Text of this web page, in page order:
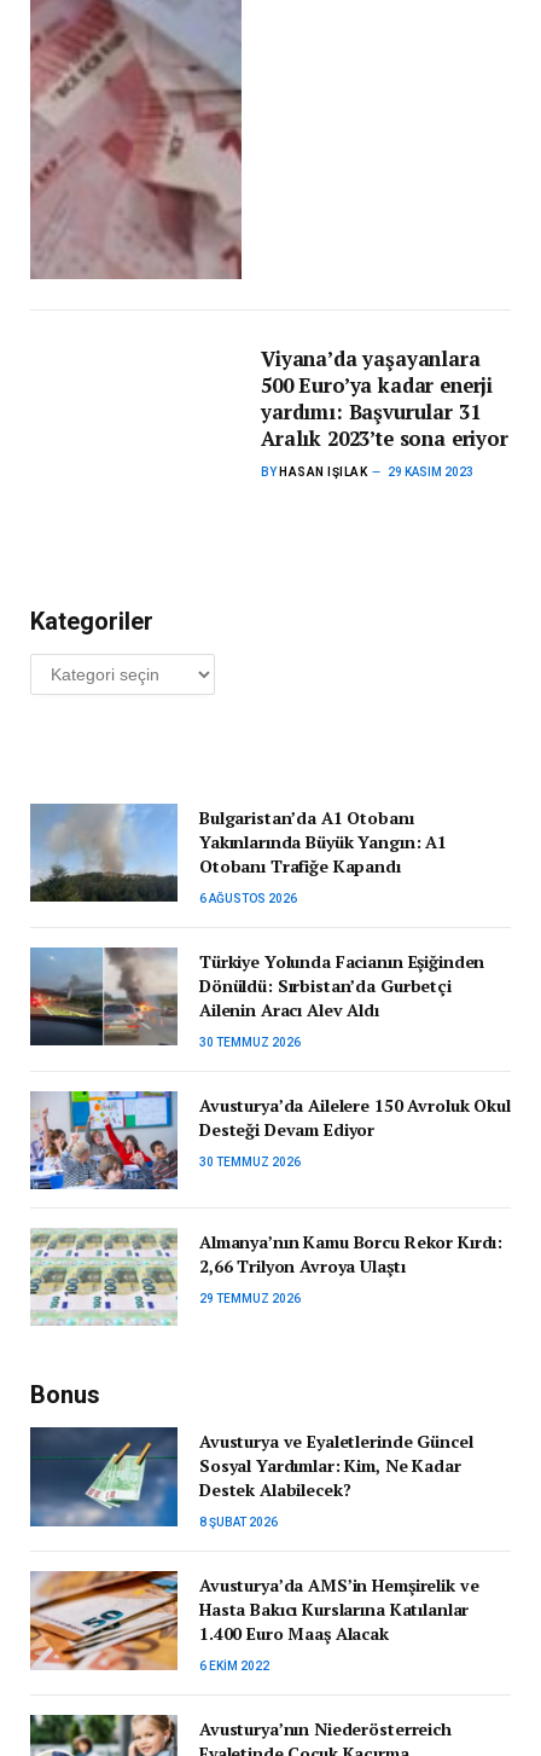
Viyana’da yaşayanlara
500 Euro’ya kadar enerji
yardımı: Başvurular 31
Aralık 2023’te sona eriyor
BY HASAN IŞILAK 29 KASIM 2023
Kategoriler
Kategoriler
Bulgaristan’da A1 Otobanı
Yakınlarında Büyük Yangın: A1
Otobanı Trafiğe Kapandı
6 AĞUSTOS 2026
Türkiye Yolunda Facianın Eşiğinden
Dönüldü: Sırbistan’da Gurbetçi
Ailenin Aracı Alev Aldı
30 TEMMUZ 2026
Avusturya’da Ailelere 150 Avroluk Okul
Desteği Devam Ediyor
30 TEMMUZ 2026
Almanya’nın Kamu Borcu Rekor Kırdı:
2,66 Trilyon Avroya Ulaştı
29 TEMMUZ 2026
Bonus
Avusturya ve Eyaletlerinde Güncel
Sosyal Yardımlar: Kim, Ne Kadar
Destek Alabilecek?
8 ŞUBAT 2026
Avusturya’da AMS’in Hemşirelik ve
Hasta Bakıcı Kurslarına Katılanlar
1.400 Euro Maaş Alacak
6 EKIM 2022
Avusturya’nın Niederösterreich